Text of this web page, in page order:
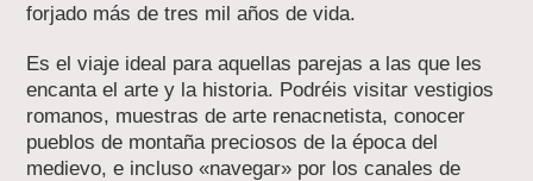
forjado más de tres mil años de vida.
Es el viaje ideal para aquellas parejas a las que les
encanta el arte y la historia. Podréis visitar vestigios
romanos, muestras de arte renacnetista, conocer
pueblos de montaña preciosos de la época del
medievo, e incluso «navegar» por los canales de